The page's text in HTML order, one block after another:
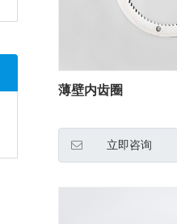
薄壁内齿圈
立即咨询